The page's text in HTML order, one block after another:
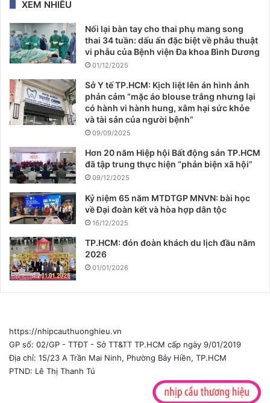
XEM NHIỀU
Nối lại bàn tay cho thai phụ mang song
thai 34 tuần: dấu ấn đặc biệt về phẫu thuật
vi phẫu của Bệnh viện Đa khoa Bình Dương
01/12/2025
Sở Y tế TP.HCM: Kịch liệt lên án hình ảnh
phản cảm “mặc áo blouse trắng nhưng lại
có hành vi hành hung, xâm hại sức khỏe
và tài sản của người bệnh”
09/09/2025
Hơn 20 năm Hiệp hội Bất động sản TP.HCM
đã tập trung thực hiện “phản biện xã hội”
09/12/2025
Kỷ niệm 65 năm MTDTGP MNVN: bài học
về Đại đoàn kết và hòa hợp dân tộc
16/12/2025
TP.HCM: đón đoàn khách du lịch đầu năm
2026
01/01/2026
https://nhipcauthuonghieu.vn
GP số: 02/GP - TTĐT - Sở TT&TT TP.HCM cấp ngày 9/01/2019
Địa chỉ: 15/23 A Trần Mai Ninh, Phường Bảy Hiền, TP.HCM
PTND: Lê Thị Thanh Tú